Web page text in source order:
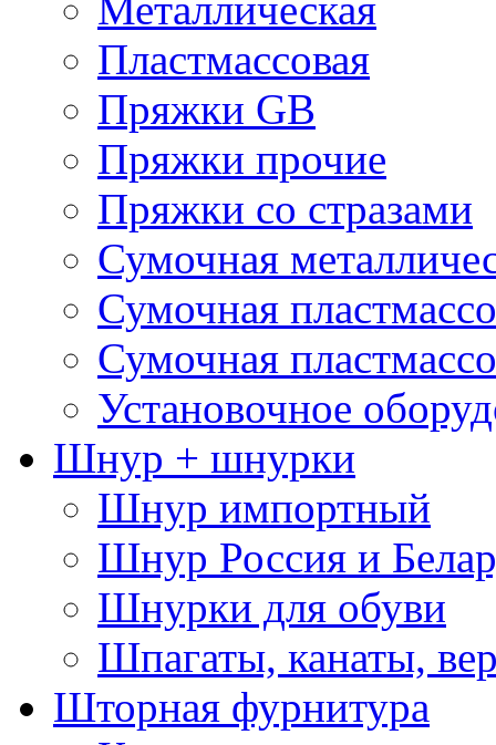
Пластмассовая
Пряжки GB
Пряжки прочие
Пряжки со стразами
Сумочная
Сумочная
Сумочная
Установочное
Шнур + шнурки
Шнур импортный
Шнур Россия и
Шнурки для обуви
Шпагаты, канаты,
Шторная фурнитура